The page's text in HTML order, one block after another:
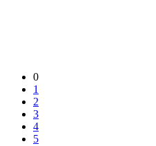
0
1
2
3
4
5